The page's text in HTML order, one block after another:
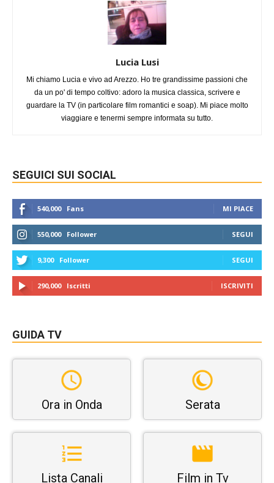
Lucia Lusi
Mi chiamo Lucia e vivo ad Arezzo. Ho tre grandissime passioni che
da un po' di tempo coltivo: adoro la musica classica, scrivere e
guardare la TV (in particolare film romantici e soap). Mi piace molto
viaggiare e tenermi sempre informata su tutto.
SEGUICI SUI SOCIAL
540,000 Fans MI PIACE
550,000 Follower SEGUI
9,300 Follower SEGUI
290,000 Iscritti ISCRIVITI
GUIDA TV
Ora in Onda Serata
Lista Canali Film in Tv